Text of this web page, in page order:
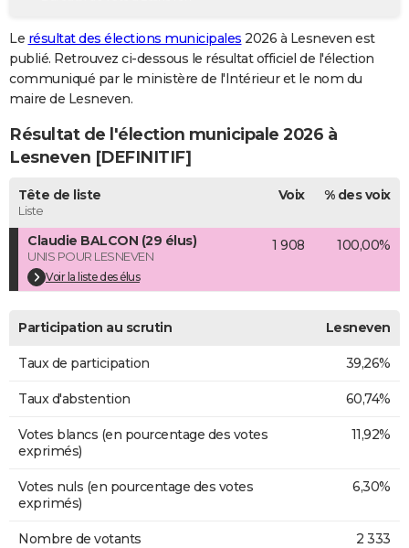
GUIDES D'ACHAT
BONS PLANS
CARTE DE VOEUX
Carte de Noël
Carte Bonne année
Carte Saint-Valentin
Carte Pâques
Carte d'anniversaire
Dictionnaire
Biographies
Citations
Expressions
Proverbes
PROGRAMME TV
COPAINS D'AVANT
S'inscrire
Se connecter
Lycées
Collèges
Primaires
Universités
Entreprises
Service militaire
Avis de recherche
AVIS DE DÉCÈS
FORUM
Le résultat des élections municipales 2026 à Lesneven est
publié. Retrouvez ci-dessous le résultat officiel de l'élection
communiqué par le ministère de l'Intérieur et le nom du
maire de Lesneven.
Résultat de l'élection municipale 2026 à
Lesneven [DEFINITIF]
Tête de liste
Liste
Voix % des voix
Claudie BALCON (29 élus)
UNIS POUR LESNEVEN
Voir la liste des élus
1 908 100,00%
Participation au scrutin Lesneven
Taux de participation 39,26%
Taux d'abstention 60,74%
Votes blancs (en pourcentage des votes
exprimés)
11,92%
Votes nuls (en pourcentage des votes
exprimés)
6,30%
Nombre de votants 2 333